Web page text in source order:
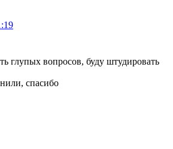
глупых вопросов, буду штудировать
спасибо